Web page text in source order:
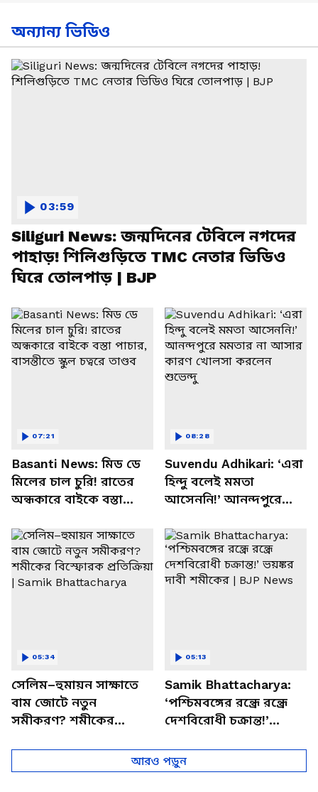
অন্যান্য ভিডিও
Siliguri News: জন্মদিনের টেবিলে নগদের
পাহাড়! শিলিগুড়িতে TMC নেতার ভিডিও
ঘিরে তোলপাড় | BJP
03:59
Basanti News: মিড ডে
মিলের চাল চুরি! রাতের
অন্ধকারে বাইকে বস্তা
চত্বরে তাণ্ডব
07:21
Suvendu Adhikari: ‘এরা
হিন্দু বলেই মমতা
আসেননি!’ আনন্দপুরে
খোলসা করলেন শুভেন্দু
08:28
সেলিম–হুমায়ন সাক্ষাতে
বাম জোটে নতুন
সমীকরণ? শমীকের
Samik Bhattacharya
05:34
Samik Bhattacharya:
‘পশ্চিমবঙ্গের রন্ধ্রে রন্ধ্রে
দেশবিরোধী চক্রান্ত!’
BJP News
05:13
আরও পড়ুন